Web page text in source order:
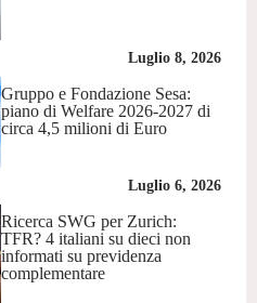
Luglio 8, 2026
Gruppo e Fondazione Sesa:
piano di Welfare 2026-2027 di
circa 4,5 milioni di Euro
Luglio 6, 2026
Ricerca SWG per Zurich:
TFR? 4 italiani su dieci non
informati su previdenza
complementare